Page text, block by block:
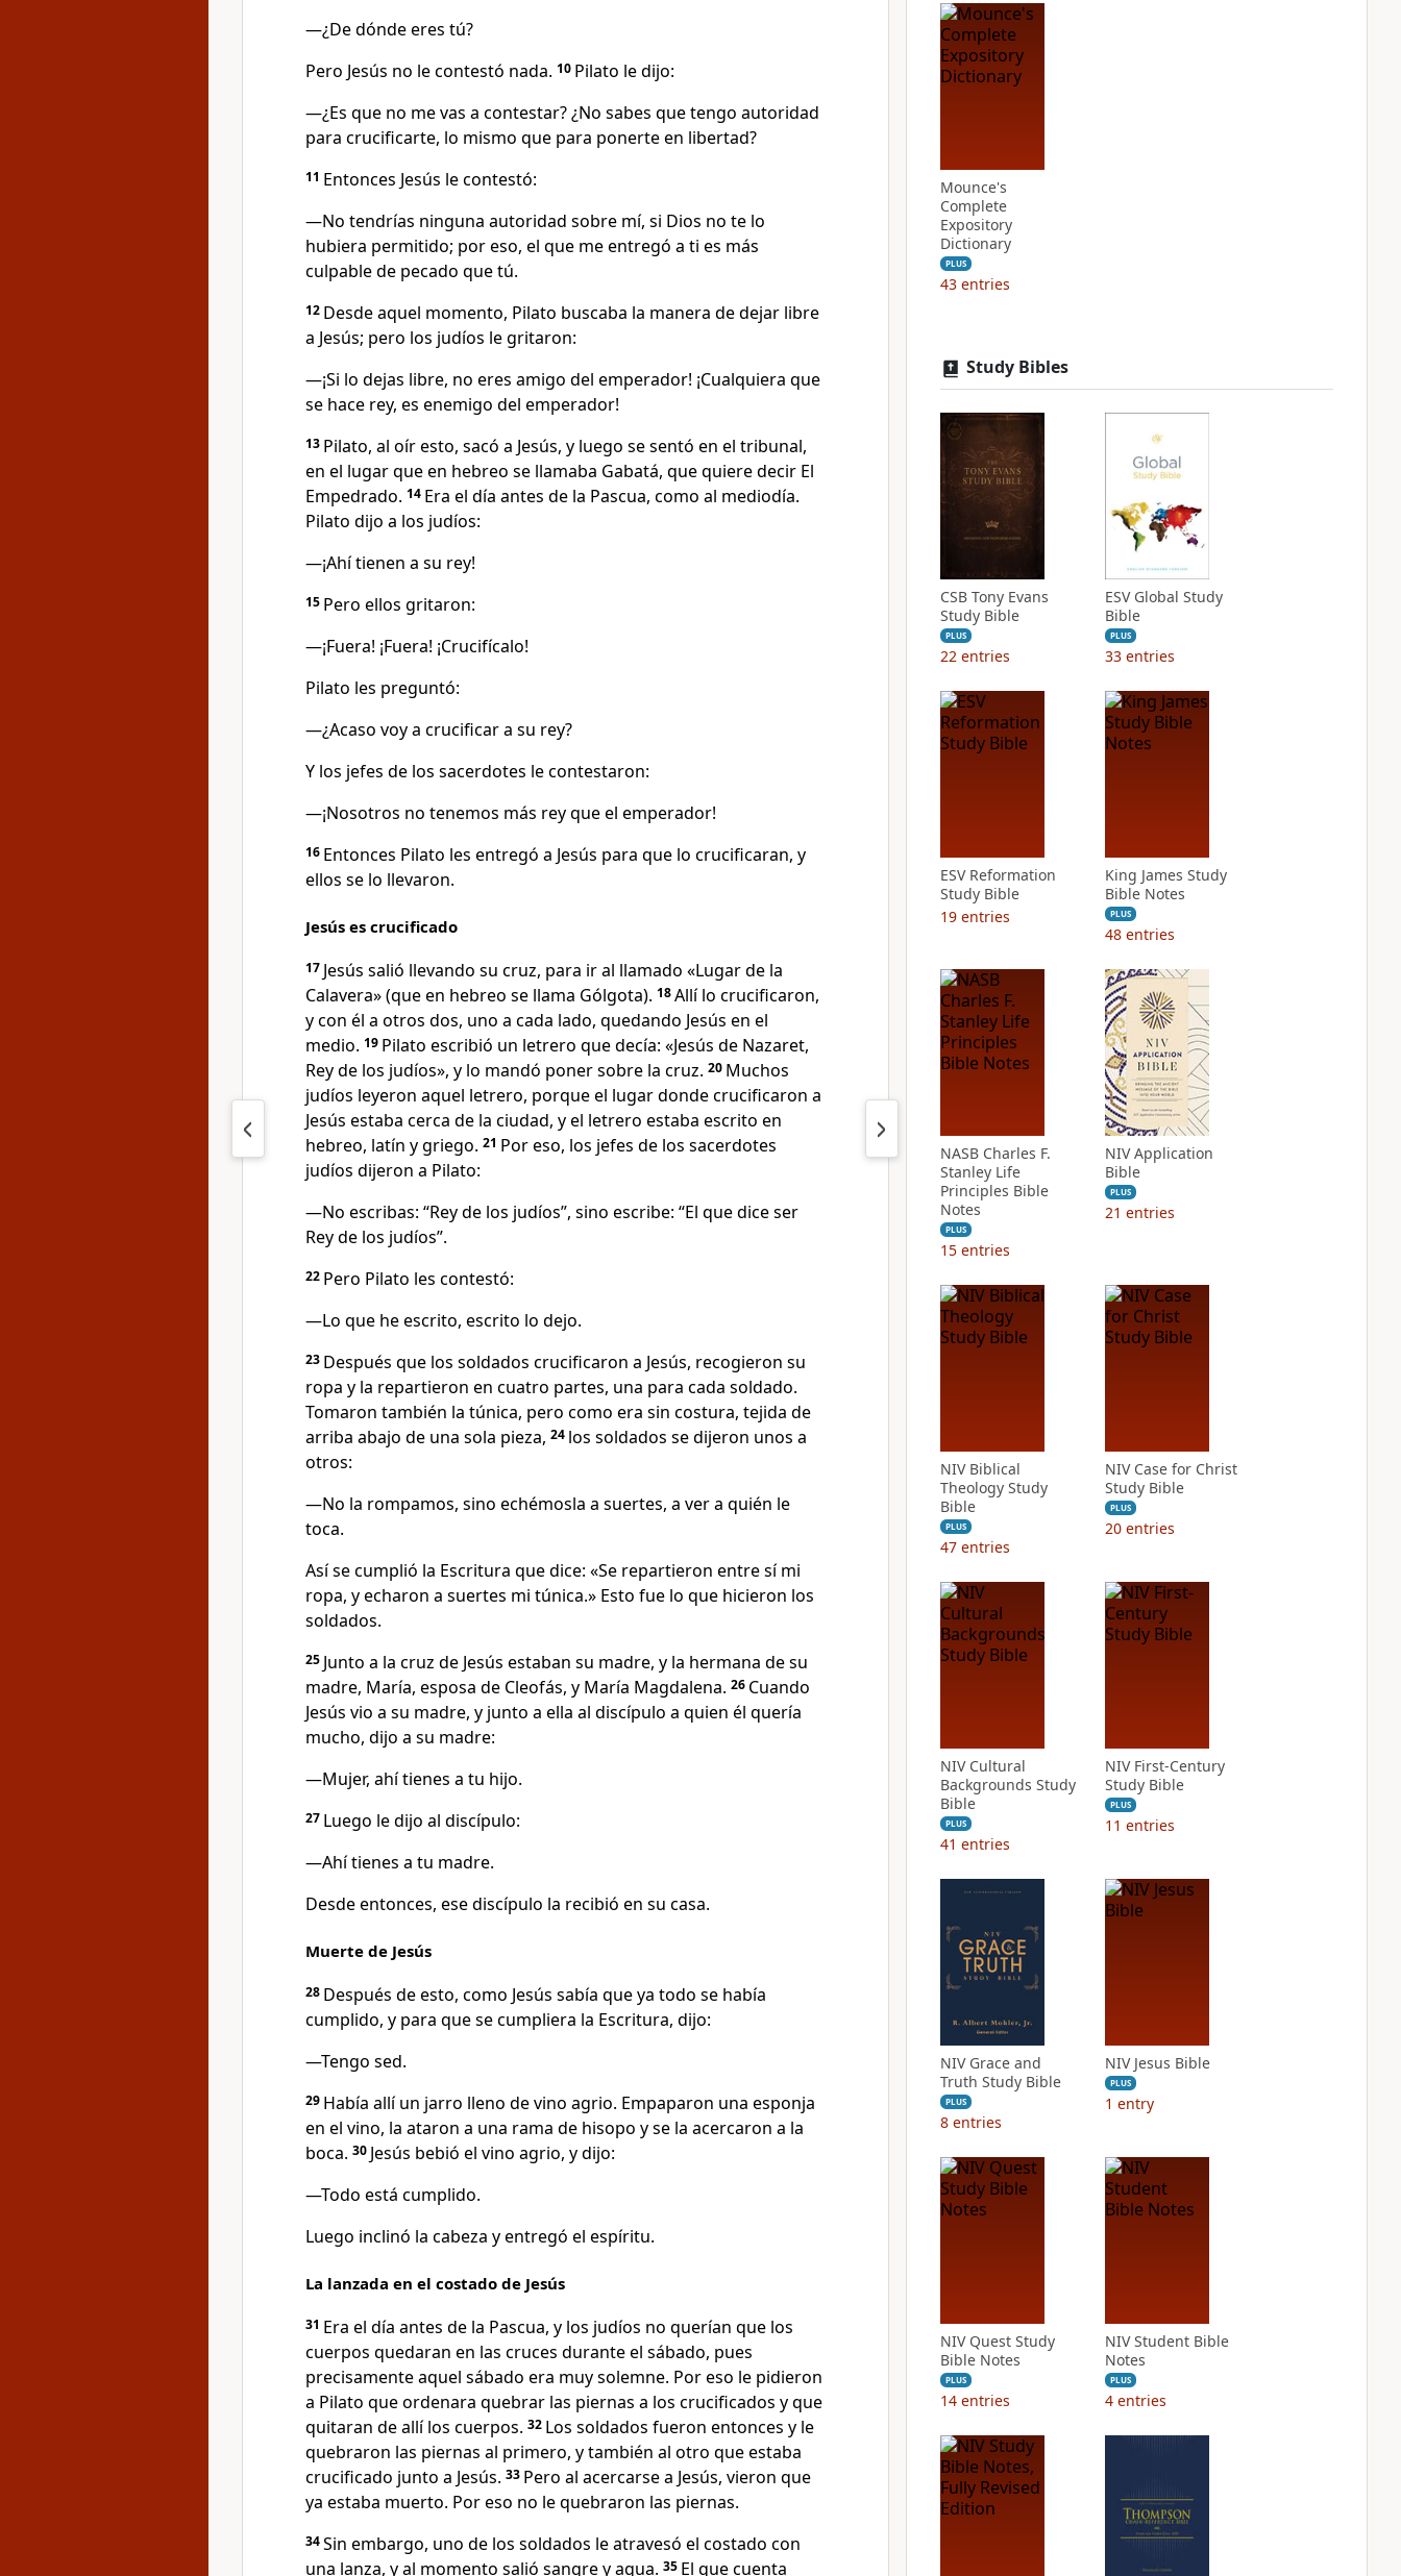
—¿De dónde eres tú?
Pero Jesús no le contestó nada. 10 Pilato le dijo:
—¿Es que no me vas a contestar? ¿No sabes que tengo autoridad
para crucificarte, lo mismo que para ponerte en libertad?
11 Entonces Jesús le contestó:
—No tendrías ninguna autoridad sobre mí, si Dios no te lo
hubiera permitido; por eso, el que me entregó a ti es más
culpable de pecado que tú.
12 Desde aquel momento, Pilato buscaba la manera de dejar libre
a Jesús; pero los judíos le gritaron:
—¡Si lo dejas libre, no eres amigo del emperador! ¡Cualquiera que
se hace rey, es enemigo del emperador!
13 Pilato, al oír esto, sacó a Jesús, y luego se sentó en el tribunal,
en el lugar que en hebreo se llamaba Gabatá, que quiere decir El
Empedrado. 14 Era el día antes de la Pascua, como al mediodía.
Pilato dijo a los judíos:
—¡Ahí tienen a su rey!
15 Pero ellos gritaron:
—¡Fuera! ¡Fuera! ¡Crucifícalo!
Pilato les preguntó:
—¿Acaso voy a crucificar a su rey?
Y los jefes de los sacerdotes le contestaron:
—¡Nosotros no tenemos más rey que el emperador!
16 Entonces Pilato les entregó a Jesús para que lo crucificaran, y
ellos se lo llevaron.
Jesús es crucificado
17 Jesús salió llevando su cruz, para ir al llamado «Lugar de la
Calavera» (que en hebreo se llama Gólgota). 18Allí lo crucificaron,
y con él a otros dos, uno a cada lado, quedando Jesús en el
medio. 19 Pilato escribió un letrero que decía: «Jesús de Nazaret,
Rey de los judíos», y lo mandó poner sobre la cruz. 20 Muchos
judíos leyeron aquel letrero, porque el lugar donde crucificaron a
Jesús estaba cerca de la ciudad, y el letrero estaba escrito en
hebreo, latín y griego. 21 Por eso, los jefes de los sacerdotes
judíos dijeron a Pilato:
—No escribas: “Rey de los judíos”, sino escribe: “El que dice ser
Rey de los judíos”.
22 Pero Pilato les contestó:
—Lo que he escrito, escrito lo dejo.
23 Después que los soldados crucificaron a Jesús, recogieron su
ropa y la repartieron en cuatro partes, una para cada soldado.
Tomaron también la túnica, pero como era sin costura, tejida de
arriba abajo de una sola pieza, 24 los soldados se dijeron unos a
otros:
—No la rompamos, sino echémosla a suertes, a ver a quién le
toca.
Así se cumplió la Escritura que dice: «Se repartieron entre sí mi
ropa, y echaron a suertes mi túnica.» Esto fue lo que hicieron los
soldados.
25 Junto a la cruz de Jesús estaban su madre, y la hermana de su
madre, María, esposa de Cleofás, y María Magdalena. 26 Cuando
Jesús vio a su madre, y junto a ella al discípulo a quien él quería
mucho, dijo a su madre:
—Mujer, ahí tienes a tu hijo.
27 Luego le dijo al discípulo:
—Ahí tienes a tu madre.
Desde entonces, ese discípulo la recibió en su casa.
Muerte de Jesús
28 Después de esto, como Jesús sabía que ya todo se había
cumplido, y para que se cumpliera la Escritura, dijo:
—Tengo sed.
29 Había allí un jarro lleno de vino agrio. Empaparon una esponja
en el vino, la ataron a una rama de hisopo y se la acercaron a la
boca. 30 Jesús bebió el vino agrio, y dijo:
—Todo está cumplido.
Luego inclinó la cabeza y entregó el espíritu.
La lanzada en el costado de Jesús
31 Era el día antes de la Pascua, y los judíos no querían que los
cuerpos quedaran en las cruces durante el sábado, pues
precisamente aquel sábado era muy solemne. Por eso le pidieron
a Pilato que ordenara quebrar las piernas a los crucificados y que
quitaran de allí los cuerpos. 32 Los soldados fueron entonces y le
quebraron las piernas al primero, y también al otro que estaba
crucificado junto a Jesús. 33 Pero al acercarse a Jesús, vieron que
ya estaba muerto. Por eso no le quebraron las piernas.
34Sin embargo, uno de los soldados le atravesó el costado con
una lanza, y al momento salió sangre y agua. 35 El que cuenta
Mounce's
Complete
Expository
Dictionary
PLUS
43 entries
Study Bibles
CSB Tony Evans
Study Bible
PLUS
22 entries
ESV Global Study
Bible
PLUS
33 entries
ESV Reformation
Study Bible
19 entries
King James Study
Bible Notes
PLUS
48 entries
NASB Charles F.
Stanley Life
Principles Bible
Notes
PLUS
15 entries
NIV Application
Bible
PLUS
21 entries
NIV Biblical
Theology Study
Bible
PLUS
47 entries
NIV Case for Christ
Study Bible
PLUS
20 entries
NIV Cultural
Backgrounds Study
Bible
PLUS
41 entries
NIV First-Century
Study Bible
PLUS
11 entries
NIV Grace and
Truth Study Bible
PLUS
8 entries
NIV Jesus Bible
PLUS
1 entry
NIV Quest Study
Bible Notes
PLUS
14 entries
NIV Student Bible
Notes
PLUS
4 entries